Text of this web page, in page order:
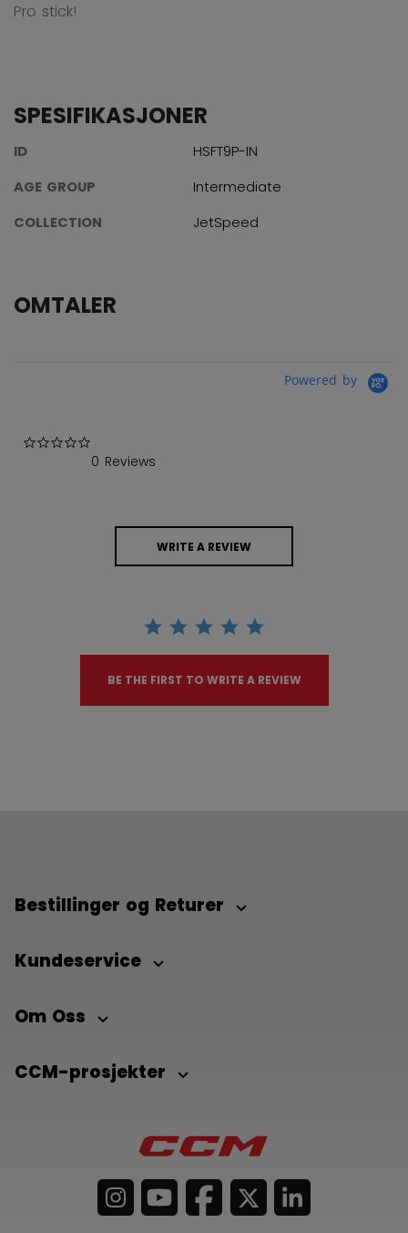
Pro stick!
SPESIFIKASJONER
ID
HSFT9P-IN
AGE GROUP
Intermediate
COLLECTION
JetSpeed
OMTALER
Powered by
0 Reviews
WRITE A REVIEW
BE THE FIRST TO WRITE A REVIEW
Bestillinger og Returer
Kundeservice
Om Oss
CCM-prosjekter